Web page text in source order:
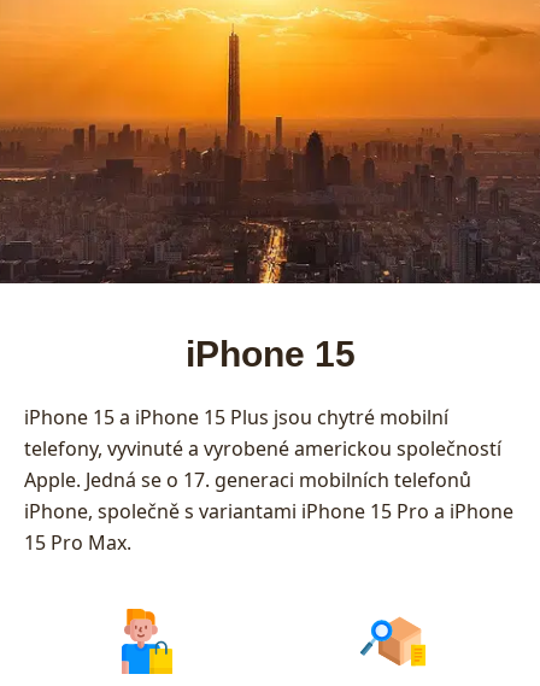
iPhone 15
iPhone 15 a iPhone 15 Plus jsou chytré mobilní
telefony, vyvinuté a vyrobené americkou společností
Apple. Jedná se o 17. generaci mobilních telefonů
iPhone, společně s variantami iPhone 15 Pro a iPhone
15 Pro Max.